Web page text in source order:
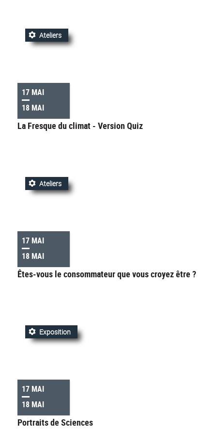
17 MAI
18 MAI
Ateliers
La Fresque du climat - Version Quiz
17 MAI
18 MAI
Ateliers
Êtes-vous le consommateur que vous croyez être ?
17 MAI
18 MAI
Exposition
Portraits de Sciences